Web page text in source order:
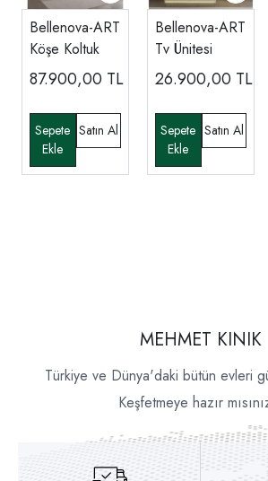
Bellenova-ART
Köşe Koltuk
87.900,00 TL
Bellenova-ART
Tv Ünitesi
26.900,00 TL
MEHMET KINIK
Türkiye ve Dünya'daki bütün evleri
Keşfetmeye hazır